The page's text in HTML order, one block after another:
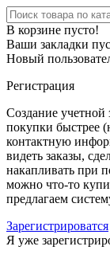
В корзине пусто!
Ваши закладки
Новый
Регистрация
Создание
покупки быстрее
контактную
видеть заказы,
накапливать при
можно что-то
предлагаем
Зарегистрироватся
Я уже